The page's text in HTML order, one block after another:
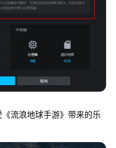
流浪地球手游》带来的乐